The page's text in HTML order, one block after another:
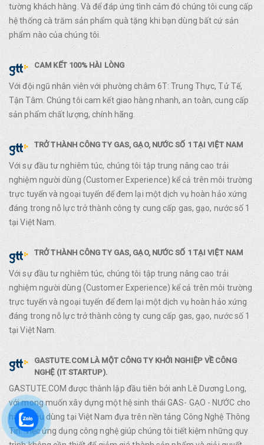
tường khách hàng. Và để đáp ứng tình cảm đó chúng tôi cung cấp
hệ thống cà trăm sản phẩm quà tặng khi bạn dùng bất cứ sản
phẩm nào của chúng tôi.
CAM KẾT 100% HÀI LÒNG
Với đội ngũ nhân viên với phường châm 6T: Trung Thực, Tử Tế,
Tận Tâm. Chúng tôi cam kết giao hàng nhanh, an toàn, cung cấp
sản phẩm chất lượng, chính hãng.
TRỞ THÀNH CÔNG TY GAS, GẠO, NƯỚC SỐ 1 TẠI VIỆT NAM
Với sự đầu tư nghiêm túc, chúng tôi tập trung nâng cao trải
nghiệm người dùng (Customer Experience) kể cả trên môi trường
trực tuyến và ngoại tuyến để đem lại một dịch vụ hoàn hảo xứng
đáng trong nỗ lực trở thành công ty cung cấp gas, gạo, nước số 1
tại Việt Nam.
TRỞ THÀNH CÔNG TY GAS, GẠO, NƯỚC SỐ 1 TẠI VIỆT NAM
Với sự đầu tư nghiêm túc, chúng tôi tập trung nâng cao trải
nghiệm người dùng (Customer Experience) kể cả trên môi trường
trực tuyến và ngoại tuyến để đem lại một dịch vụ hoàn hảo xứng
đáng trong nỗ lực trở thành công ty cung cấp gas, gạo, nước số 1
tại Việt Nam.
GASTUTE.COM LÀ MỘT CÔNG TY KHỞI NGHIỆP VỀ CÔNG
NGHỆ (IT STARTUP).
GASTUTE.COM được thành lập đầu tiên bởi anh Lê Dương Long,
với mong muốn xây dựng một hệ sinh thái GAS- GẠO - NƯỚC cho
hàng tiêu dùng tại Việt Nam đựa trên nền tảng Công Nghệ Thông
Tin. Việc ứng dụng công nghệ giúp chúng tôi tiết kiệm những quy